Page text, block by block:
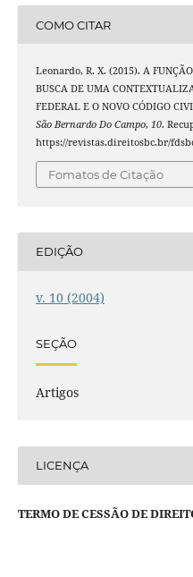
COMO CITAR
Leonardo, R. X. (2015). A
BUSCA DE UMA
FEDERAL E O NOVO CÓDIGO
São Bernardo Do Campo, 10.
https://revistas.direitosbc.br/
Fomatos de Citação
EDIÇÃO
v. 10 (2004)
SEÇÃO
Artigos
LICENÇA
TERMO DE CESSÃO DE